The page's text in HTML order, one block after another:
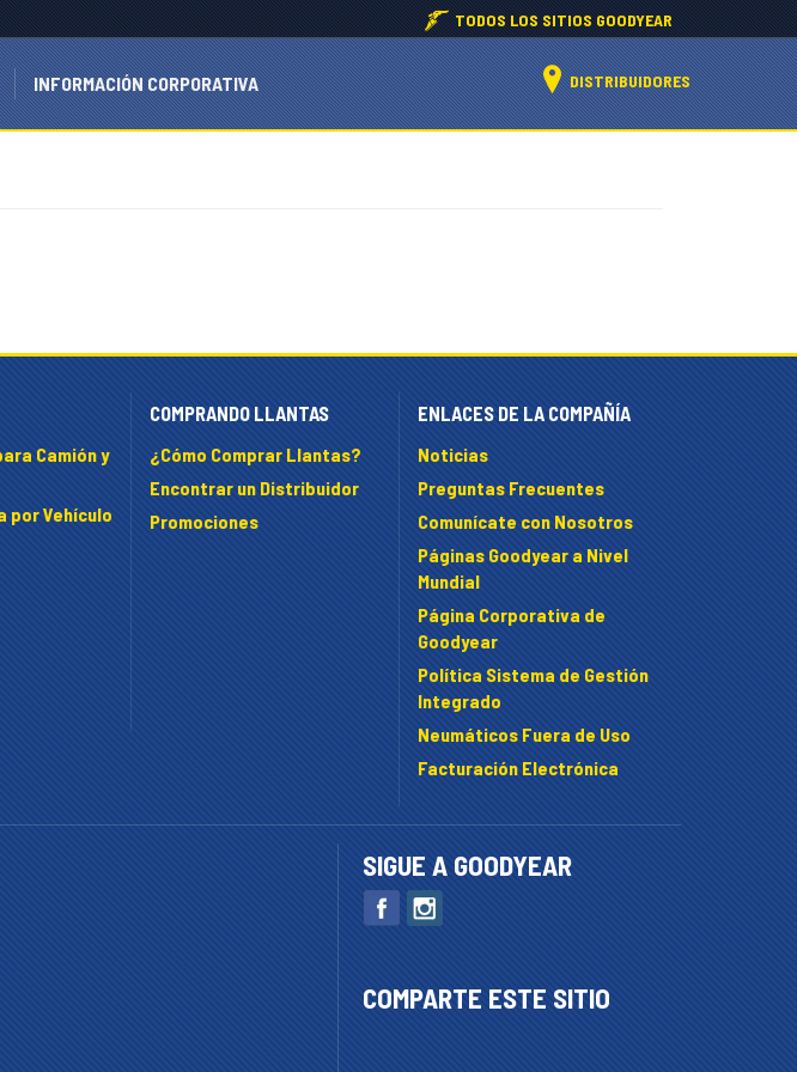
TODOS LOS SITIOS GOODYEAR
INFORMACIÓN CORPORATIVA DISTRIBUIDORES
Camión y
por Vehículo
COMPRANDO LLANTAS
¿Cómo Comprar Llantas?
Encontrar un Distribuidor
Promociones
ENLACES DE LA COMPAÑÍA
Noticias
Preguntas Frecuentes
Comunícate con Nosotros
Páginas Goodyear a Nivel
Mundial
Página Corporativa de
Goodyear
Política Sistema de Gestión
Integrado
Neumáticos Fuera de Uso
Facturación Electrónica
SIGUE A GOODYEAR
COMPARTE ESTE SITIO